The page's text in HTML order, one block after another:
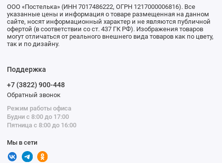
ООО «Постелька» (ИНН 7017486222, ОГРН 1217000006816). Все
указанные цены и информация о товаре размещенная на данном
сайте, носят информационный характер и не являются публичной
офертой (в соответствии со ст. 437 ГК РФ). Изображения товаров
могут отличаться от реального внешнего вида товаров как по цвету,
так и по дизайну.
Поддержка
+7 (3822) 900-448
Обратный звонок
Режим работы офиса
Будни с 8:00 до 17:00
Пятница с 8:00 до 16:00
Мы в сети